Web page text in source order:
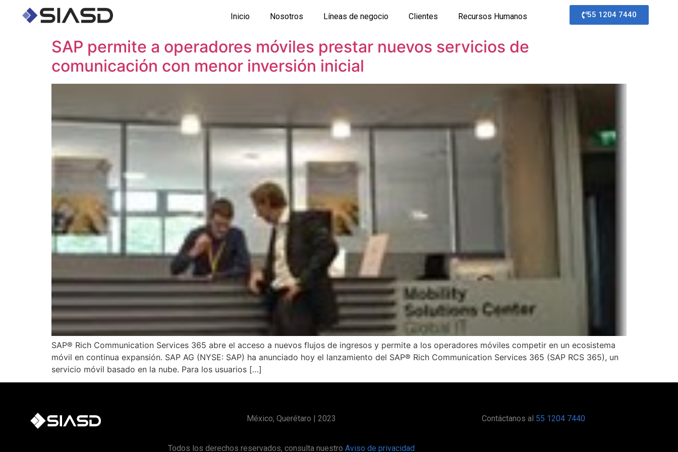
Inicio Nosotros Líneas de negocio Clientes Recursos Humanos 55 1204 7440
SAP permite a operadores móviles prestar nuevos servicios de
comunicación con menor inversión inicial
SAP® Rich Communication Services 365 abre el acceso a nuevos flujos de ingresos y permite a los operadores móviles competir en un ecosistema
móvil en continua expansión. SAP AG (NYSE: SAP) ha anunciado hoy el lanzamiento del SAP® Rich Communication Services 365 (SAP RCS 365), un
servicio móvil basado en la nube. Para los usuarios […]
México, Querétaro | 2023
Todos los derechos reservados, consulta nuestroAviso de privacidad
Contáctanos al 55 1204 7440